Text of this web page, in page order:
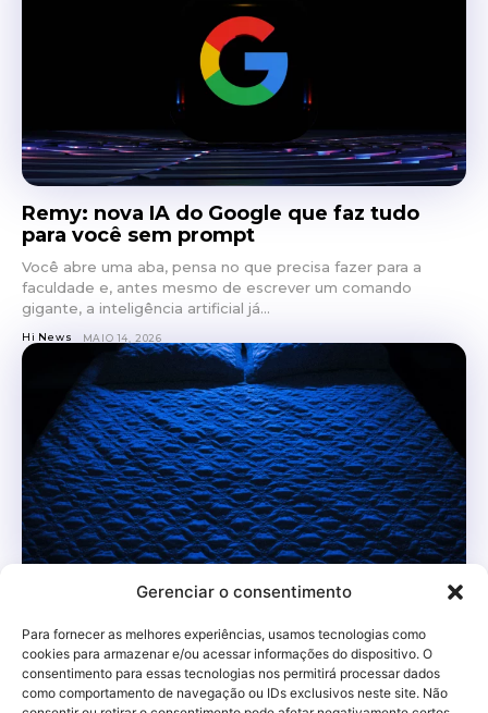
Gerenciar o consentimento
Para fornecer as melhores experiências, usamos tecnologias como
cookies para armazenar e/ou acessar informações do dispositivo. O
consentimento para essas tecnologias nos permitirá processar dados
como comportamento de navegação ou IDs exclusivos neste site. Não
Remy: nova IA do Google que faz tudo
para você sem prompt
Você abre uma aba, pensa no que precisa fazer para a
faculdade e, antes mesmo de escrever um comando
gigante, a inteligência artificial já...
Hi News MAIO 14, 2026
conheça a ciência do Shuffle Mental
Virar de um lado para o outro na cama enquanto pensa em
prova, estágio, trabalhos acumulados e notificações do
celular virou rotina para muita...